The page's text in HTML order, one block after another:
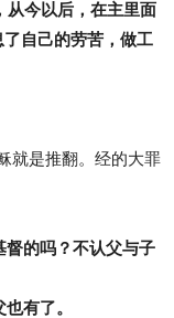
从今以后，在主里面
自己的劳苦，做工
就是推翻。经的大罪
督的吗？不认父与子
有了。